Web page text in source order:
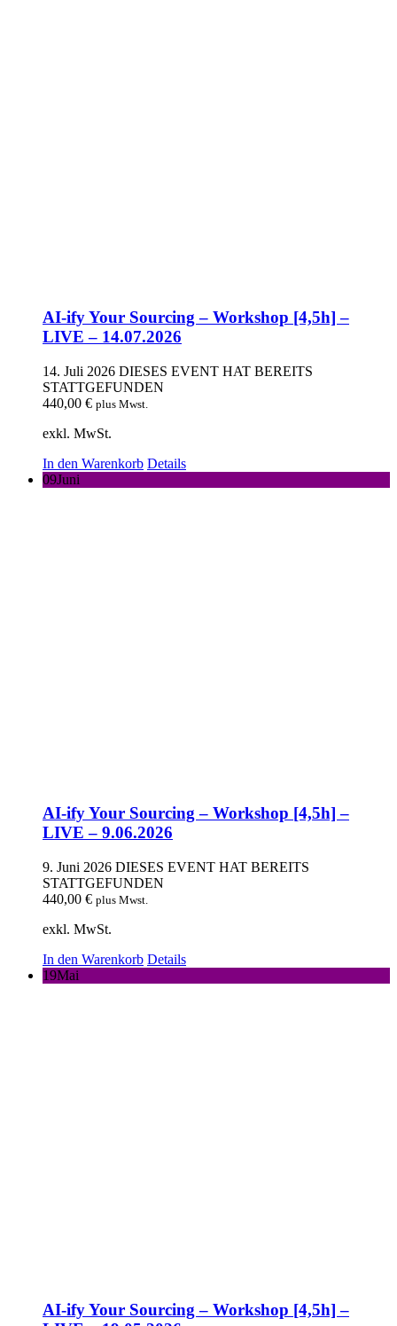
AI-ify Your Sourcing – Workshop [4,5h] –
LIVE – 14.07.2026
14. Juli 2026 DIESES EVENT HAT BEREITS
STATTGEFUNDEN
440,00 € plus Mwst.
exkl. MwSt.
In den Warenkorb Details
09Juni
AI-ify Your Sourcing – Workshop [4,5h] –
LIVE – 9.06.2026
9. Juni 2026 DIESES EVENT HAT BEREITS
STATTGEFUNDEN
440,00 € plus Mwst.
exkl. MwSt.
In den Warenkorb Details
19Mai
AI-ify Your Sourcing – Workshop [4,5h] –